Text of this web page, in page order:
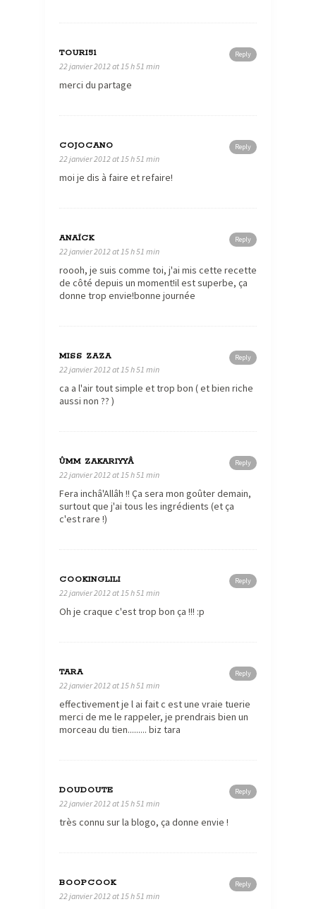
Reply
TOURI51
22 janvier 2012 at 15 h 51 min
merci du partage
Reply
COJOCANO
22 janvier 2012 at 15 h 51 min
moi je dis à faire et refaire!
Reply
ANAÏCK
22 janvier 2012 at 15 h 51 min
roooh, je suis comme toi, j'ai mis cette recette
de côté depuis un moment!il est superbe, ça
donne trop envie!bonne journée
Reply
MISS ZAZA
22 janvier 2012 at 15 h 51 min
ca a l'air tout simple et trop bon ( et bien riche
aussi non ?? )
Reply
ÛMM ZAKARIYYÂ
22 janvier 2012 at 15 h 51 min
Fera inchâ'Allâh !! Ça sera mon goûter demain,
surtout que j'ai tous les ingrédients (et ça
c'est rare !)
Reply
COOKINGLILI
22 janvier 2012 at 15 h 51 min
Oh je craque c'est trop bon ça !!! :p
Reply
TARA
22 janvier 2012 at 15 h 51 min
effectivement je l ai fait c est une vraie tuerie
merci de me le rappeler, je prendrais bien un
morceau du tien......... biz tara
Reply
DOUDOUTE
22 janvier 2012 at 15 h 51 min
très connu sur la blogo, ça donne envie !
Reply
BOOPCOOK
22 janvier 2012 at 15 h 51 min